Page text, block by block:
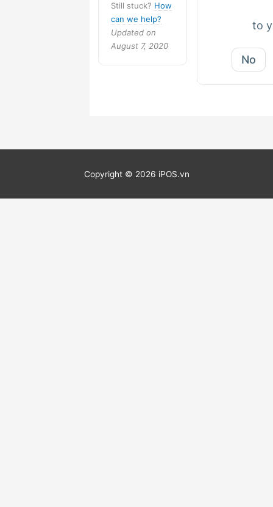
Still stuck? How
can we help?
Updated on
August 7, 2020
to
No
Copyright © 2026 iPOS.vn